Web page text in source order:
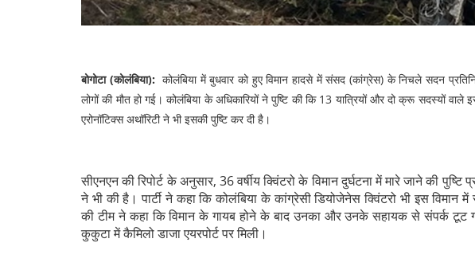
बोगोटा (कोलंबिया): कोलंबिया में बुधवार को हुए विमान हादसे में संसद (कांग्रेस) के निचले सदन
लोगों की मौत हो गई। कोलंबिया के अधिकारियों ने पुष्टि की कि 13 यात्रियों और दो क्रू सदस्यों वाले
एरोनॉटिक्स अथॉरिटी ने भी इसकी पुष्टि कर दी है।
सीएनएन की रिपोर्ट के अनुसार, 36 वर्षीय क्विंटरो के विमान दुर्घटना में मारे जाने की पुष्टि
ने भी की है। पार्टी ने कहा कि कोलंबिया के कांग्रेसी डियोजेनेस क्विंटरो भी इस विमान
की टीम ने कहा कि विमान के गायब होने के बाद उनका और उनके सहायक से संपर्क टूट
कुकुटा में कैमिलो डाजा एयरपोर्ट पर मिली।